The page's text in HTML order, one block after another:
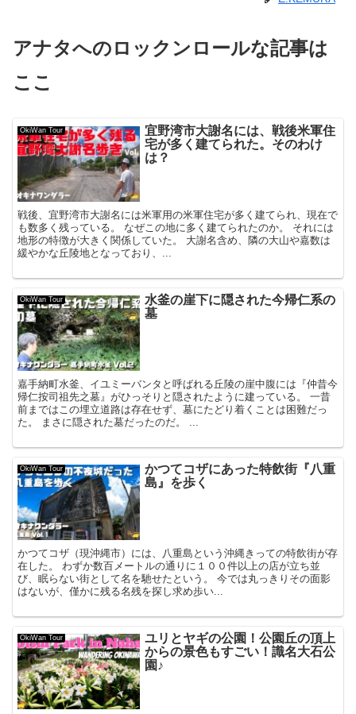
アナタへのロックンロールな記事は
ここ
OkiWan Tour
宜野湾市大謝名には、戦後米軍住
宅が多く建てられた。そのわけ
は？
戦後、宜野湾市大謝名には米軍用の米軍住宅が多く建てられ、現在で
も数多く残っている。 なぜこの地に多く建てられたのか。 それには
地形の特徴が大きく関係していた。 大謝名含め、隣の大山や嘉数は
緩やかな丘陵地となっており、...
OkiWan Tour
水釜の崖下に隠された今帰仁系の
墓
嘉手納町水釜、イユミーバンタと呼ばれる丘陵の崖中腹には『仲昔今
帰仁按司祖先之墓』がひっそりと隠されたように建っている。 一昔
前まではこの埋立道路は存在せず、墓にたどり着くことは困難だっ
た。 まさに隠された墓だったのだ。 ...
OkiWan Tour
かつてコザにあった特飲街『八重
島』を歩く
かつてコザ（現沖縄市）には、八重島という沖縄きっての特飲街が存
在した。 わずか数百メートルの通りに１００件以上の店が立ち並
び、眠らない街として名を馳せたという。 今では丸っきりその面影
はないが、僅かに残る名残を探し求め歩い...
OkiWan Tour
ユリとヤギの公園！公園丘の頂上
からの景色もすごい！識名大石公
園♪